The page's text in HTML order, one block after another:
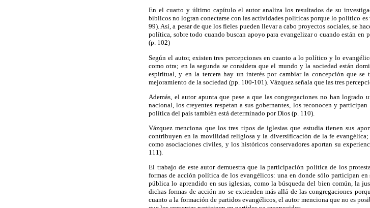
En el cuarto y último capítulo el autor analiza los resultados de su
bíblicos no logran conectarse con las actividades políticas porque lo político
99). Así, a pesar de que los fieles pueden llevar a cabo proyectos sociales, se
política, sobre todo cuando buscan apoyo para evangelizar o cuando están
(p. 102)
Según el autor, existen tres percepciones en cuanto a lo político y lo
como otra; en la segunda se considera que el mundo y la sociedad están
espiritual, y en la tercera hay un interés por cambiar la concepción que
mejoramiento de la sociedad (pp. 100-101). Vázquez señala que las tres
Además, el autor apunta que pese a que las congregaciones no han
nacional, los creyentes respetan a sus gobernantes, los reconocen y
política del país también está determinado por Dios (p. 110).
Vázquez menciona que los tres tipos de iglesias que estudia tienen sus
contribuyen en la movilidad religiosa y la diversificación de la fe evangélica;
como asociaciones civiles, y los históricos conservadores aportan su
111).
El trabajo de este autor demuestra que la participación política de los
formas de acción política de los evangélicos: una en donde sólo participan
pública lo aprendido en sus iglesias, como la búsqueda del bien común, la
dichas formas de acción no se extienden más allá de las congregaciones
cuanto a la formación de partidos evangélicos, el autor menciona que no es